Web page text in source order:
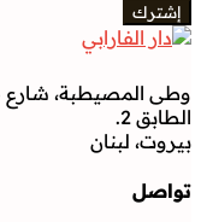
إشترك
وطى المصيطبة، شارع
الطابق 2.
بيروت، لبنان
تواصل